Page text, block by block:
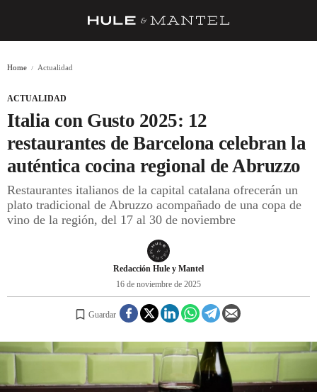
BARRAS Y ESTRELLAS
DÓNDE COMER
ÍDOLOS DE MESAS
CUADERNO DE VIAJE
REGISTRO
INICIAR SESIÓN
Home Actualidad
ACTUALIDAD
Italia con Gusto 2025: 12
restaurantes de Barcelona celebran la
auténtica cocina regional de Abruzzo
Restaurantes italianos de la capital catalana ofrecerán un
plato tradicional de Abruzzo acompañado de una copa de
vino de la región, del 17 al 30 de noviembre
Redacción Hule y Mantel
16 de noviembre de 2025
Guardar